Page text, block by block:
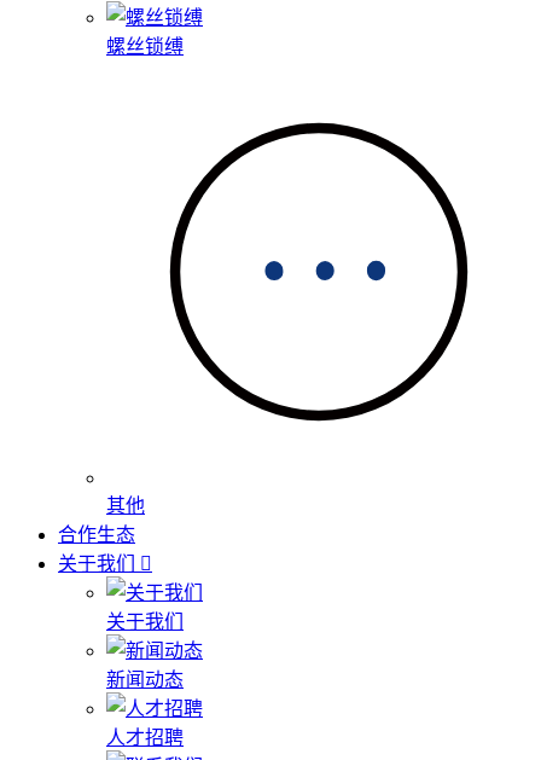
螺丝锁缚
其他
合作生态
关于我们
关于我们
新闻动态
人才招聘